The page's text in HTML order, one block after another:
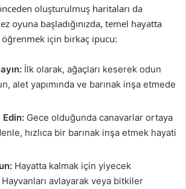
oluşturulmuş haritaları da
oyuna başladığınızda, temel hayatta
için birkaç ipucu:
İlk olarak, ağaçları keserek odun
alet yapımında ve barınak inşa etmede
Edin: Gece olduğunda canavarlar ortaya
hızlıca bir barınak inşa etmek hayati
Hayatta kalmak için yiyecek
Hayvanları avlayarak veya bitkiler